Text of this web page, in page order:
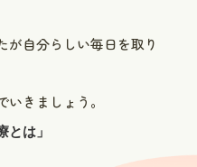
が自分らしい毎日を取り
きましょう。
は」